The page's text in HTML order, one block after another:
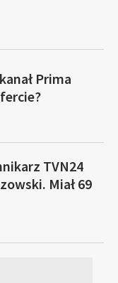
Prima
TVN24
Miał 69